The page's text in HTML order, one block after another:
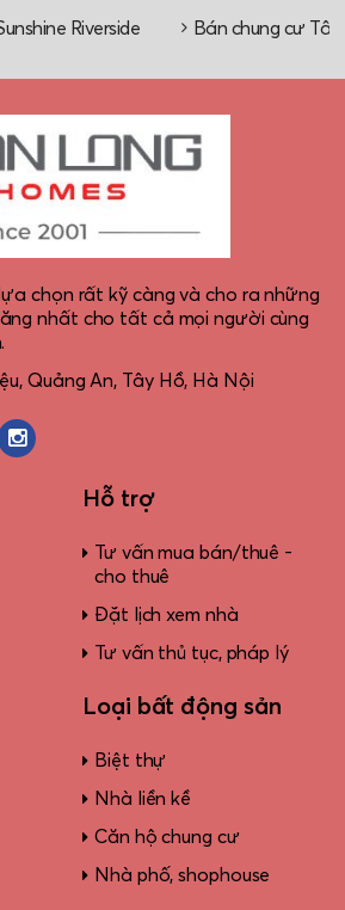
Riverside Bán chung cư Tây
chọn rất kỹ càng và cho ra những
nhất cho tất cả mọi người cùng
Quảng An, Tây Hồ, Hà Nội
Hỗ trợ
Tư vấn mua bán/thuê -
cho thuê
Đặt lịch xem nhà
Tư vấn thủ tục, pháp lý
Loại bất động sản
Biệt thự
Nhà liền kề
Căn hộ chung cư
Nhà phố, shophouse